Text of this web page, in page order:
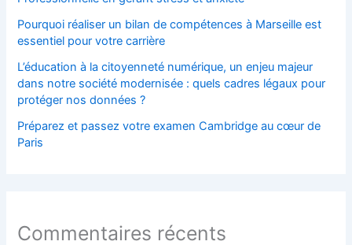
Pourquoi réaliser un bilan de compétences à Marseille est
essentiel pour votre carrière
L’éducation à la citoyenneté numérique, un enjeu majeur
dans notre société modernisée : quels cadres légaux pour
protéger nos données ?
Préparez et passez votre examen Cambridge au cœur de
Paris
Commentaires récents